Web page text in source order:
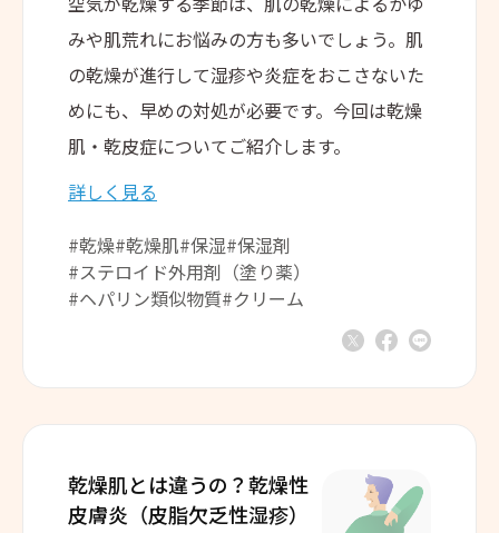
みや肌荒れにお悩みの方も多いでしょう。肌
の乾燥が進行して湿疹や炎症をおこさないた
めにも、早めの対処が必要です。今回は乾燥
肌・乾皮症についてご紹介します。
詳しく見る
#乾燥#乾燥肌#保湿#保湿剤
#ステロイド外用剤（塗り薬）
#ヘパリン類似物質#クリーム
乾燥肌とは違うの？乾燥性
皮膚炎（皮脂欠乏性湿疹）